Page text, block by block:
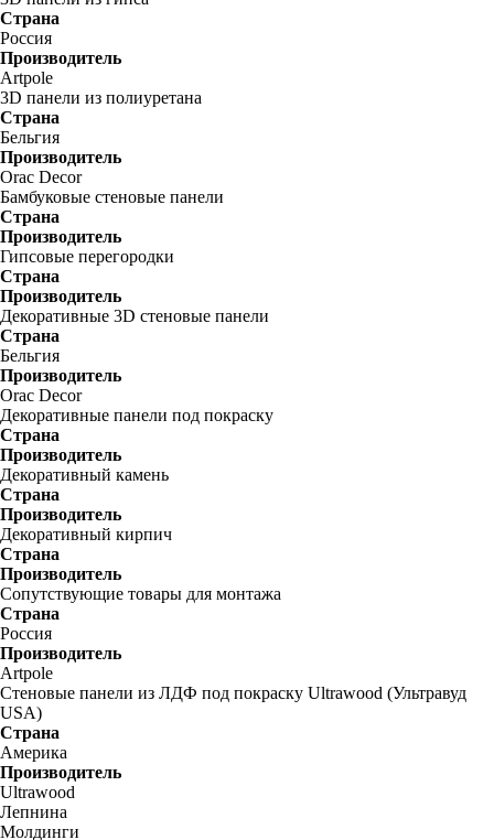
Страна
Россия
Производитель
Artpole
3D панели из полиуретана
Страна
Бельгия
Производитель
Orac Decor
Бамбуковые стеновые панели
Страна
Производитель
Гипсовые перегородки
Страна
Производитель
Декоративные 3D стеновые панели
Страна
Бельгия
Производитель
Orac Decor
Декоративные панели под покраску
Страна
Производитель
Декоративный камень
Страна
Производитель
Декоративный кирпич
Страна
Производитель
Сопутствующие товары для монтажа
Страна
Россия
Производитель
Artpole
Стеновые панели из ЛДФ под покраску Ultrawood (Ультравуд
USA)
Страна
Америка
Производитель
Ultrawood
Лепнина
Молдинги